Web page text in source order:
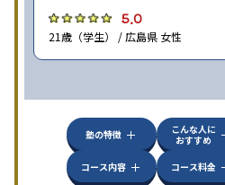
5.0
21歳（学生） / 広島県 女性
塾の特徴
こんな人に
おすすめ
コース内容
コース料金